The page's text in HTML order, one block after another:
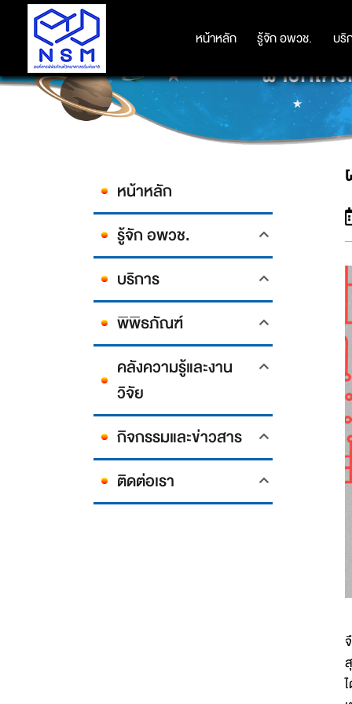
หน้าหลัก รู้จัก อพวช. บริ
หน้าหลัก รู้จัก อพวช. บริ
ฝาชักโค
หน้าหลัก
รู้จัก อพวช.
บริการ
พิพิธภัณฑ์
คลังความรู้และงาน
วิจัย
กิจกรรมและข่าวสาร
ติดต่อเรา